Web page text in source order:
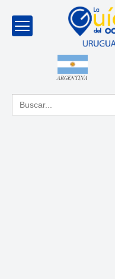
ARGENTINA
Buscar: